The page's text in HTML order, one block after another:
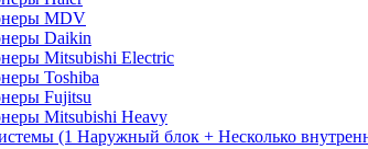
MDV
Daikin
Mitsubishi Electric
Toshiba
Fujitsu
Mitsubishi Heavy
(1 Наружный блок + Несколько